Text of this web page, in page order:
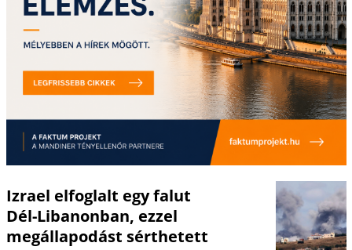
Izrael elfoglalt egy falut
Dél-Libanonban, ezzel
megállapodást sérthetett